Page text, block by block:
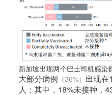
新加坡出现两个巴士司机感染
大部分病例 （36%） 出现在
人；其中，18%未接种，